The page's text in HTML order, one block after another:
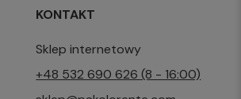
KONTAKT
Sklep internetowy
+48 532 690 626 (8 - 16:00)